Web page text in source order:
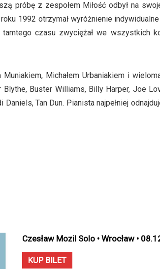
próbę z zespołem Miłość odbył na
1992 otrzymał wyróżnienie
czasu zwyciężał we wszystkich
Michałem Urbaniakiem i
Buster Williams, Billy Harper, Joe
Tan Dun. Pianista najpełniej
Czesław Mozil Solo • Wrocław •
KUP BILET